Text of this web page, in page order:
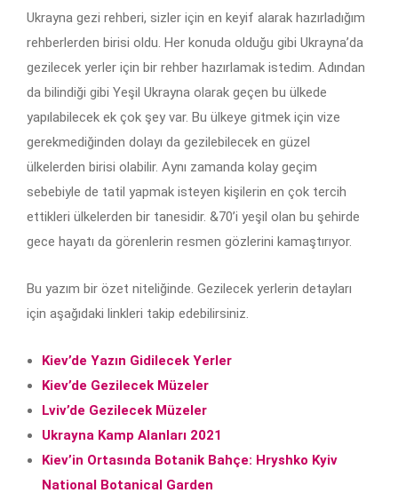
Ukrayna gezi rehberi, sizler için en keyif alarak hazırladığım
rehberlerden birisi oldu. Her konuda olduğu gibi Ukrayna’da
gezilecek yerler için bir rehber hazırlamak istedim. Adından
da bilindiği gibi Yeşil Ukrayna olarak geçen bu ülkede
yapılabilecek ek çok şey var. Bu ülkeye gitmek için vize
gerekmediğinden dolayı da gezilebilecek en güzel
ülkelerden birisi olabilir. Aynı zamanda kolay geçim
sebebiyle de tatil yapmak isteyen kişilerin en çok tercih
ettikleri ülkelerden bir tanesidir. &70’i yeşil olan bu şehirde
gece hayatı da görenlerin resmen gözlerini kamaştırıyor.
Bu yazım bir özet niteliğinde. Gezilecek yerlerin detayları
için aşağıdaki linkleri takip edebilirsiniz.
Kiev’de Yazın Gidilecek Yerler
Kiev’de Gezilecek Müzeler
Lviv’de Gezilecek Müzeler
Ukrayna Kamp Alanları 2021
Kiev’in Ortasında Botanik Bahçe: Hryshko Kyiv
National Botanical Garden